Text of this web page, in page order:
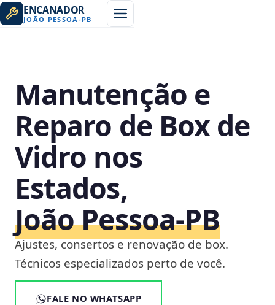
ENCANADOR
JOÃO PESSOA -PB
Manutenção e
Reparo de Box de
Vidro nos
Estados,
João Pessoa‑PB
Ajustes, consertos e renovação de box.
Técnicos especializados perto de você.
FALE NO WHATSAPP